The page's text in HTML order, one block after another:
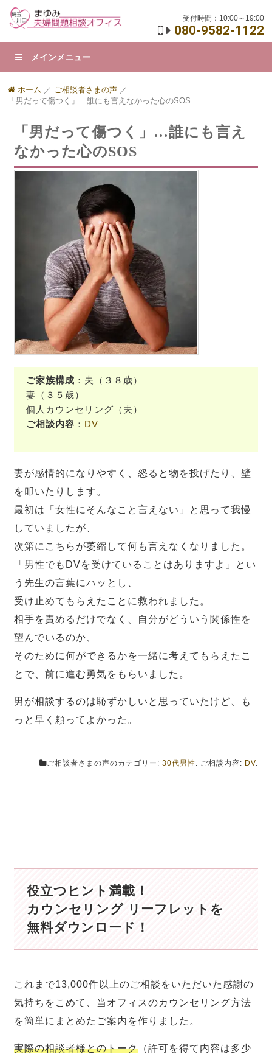
受付時間：10:00～19:00
080-9582-1122
メインメニュー
ホーム ／ ご相談者さまの声 ／
「男だって傷つく」…誰にも言えなかった心のSOS
「男だって傷つく」…誰にも言え
なかった心のSOS
ご家族構成 ：夫（３８歳）
妻（３５歳）
個人カウンセリング（夫）
ご相談内容 ： DV
妻が感情的になりやすく、怒ると物を投げたり、壁
を叩いたりします。
最初は「女性にそんなこと言えない」と思って我慢
していましたが、
次第にこちらが萎縮して何も言えなくなりました。
「男性でもDVを受けていることはありますよ」とい
う先生の言葉にハッとし、
受け止めてもらえたことに救われました。
相手を責めるだけでなく、自分がどういう関係性を
望んでいるのか、
そのために何ができるかを一緒に考えてもらえたこ
とで、前に進む勇気をもらいました。
男が相談するのは恥ずかしいと思っていたけど、も
っと早く頼ってよかった。
ご相談者さまの声のカテゴリー: 30代男性. ご相談内容: DV.
役立つヒント満載！
カウンセリング リーフレットを
無料ダウンロード！
これまで13,000件以上のご相談をいただいた感謝の
気持ちをこめて、当オフィスのカウンセリング方法
を簡単にまとめたご案内を作りました。
実際の相談者様とのトーク （許可を得て内容は多少